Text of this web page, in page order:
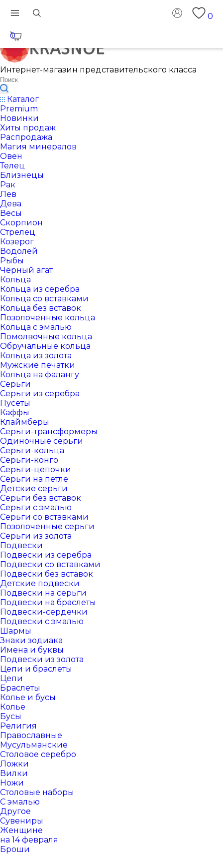
0
0
Интернет-магазин представительского класса
Каталог
Premium
Новинки
Хиты продаж
Распродажа
Магия минералов
Овен
Телец
Близнецы
Рак
Лев
Дева
Весы
Скорпион
Стрелец
Козерог
Водолей
Рыбы
Чёрный агат
Кольца
Кольца из серебра
Кольца со вставками
Кольца без вставок
Позолоченные кольца
Кольца с эмалью
Помолвочные кольца
Обручальные кольца
Кольца из золота
Мужские печатки
Кольца на фалангу
Серьги
Серьги из серебра
Пусеты
Каффы
Клаймберы
Серьги-трансформеры
Одиночные серьги
Серьги-кольца
Серьги-конго
Серьги-цепочки
Серьги на петле
Детские серьги
Серьги без вставок
Серьги с эмалью
Серьги со вставками
Позолоченные серьги
Серьги из золота
Подвески
Подвески из серебра
Подвески со вставками
Подвески без вставок
Детские подвески
Подвески на серьги
Подвески на браслеты
Подвески-сердечки
Подвески с эмалью
Шармы
Знаки зодиака
Имена и буквы
Подвески из золота
Цепи и браслеты
Цепи
Браслеты
Колье и бусы
Колье
Бусы
Религия
Православные
Мусульманские
Столовое серебро
Ложки
Вилки
Ножи
Столовые наборы
С эмалью
Другое
Сувениры
Женщине
на 14 февраля
Броши